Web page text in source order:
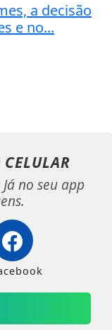
a decisão
e no...
no seu app